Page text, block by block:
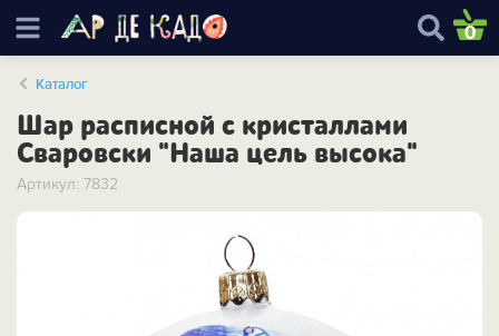
0
Каталог
Шар расписной с кристаллами
Сваровски "Наша цель высока"
Артикул: 7832